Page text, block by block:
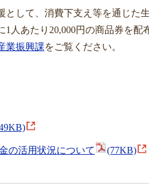
して、消費下支え等を通じた
人あたり20,000円の商品券を配
業振興課をご覧ください。
の活用状況について (77KB)